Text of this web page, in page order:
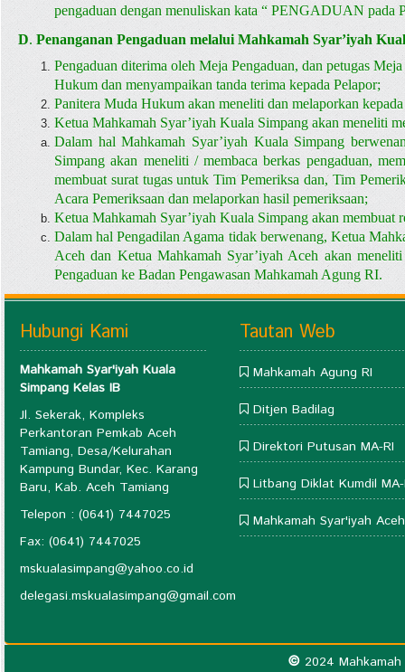
pengaduan dengan menuliskan kata “ PENGADUAN pada
D. Penanganan Pengaduan melalui Mahkamah Syar’iyah
Pengaduan diterima oleh Meja Pengaduan, dan petugas
Hukum dan menyampaikan tanda terima kepada Pelapor;
Panitera Muda Hukum akan meneliti dan melaporkan
Ketua Mahkamah Syar’iyah Kuala Simpang akan meneliti
Dalam hal Mahkamah Syar’iyah Kuala Simpang
Simpang akan meneliti / membaca berkas pengaduan,
membuat surat tugas untuk Tim Pemeriksa dan, Tim
Acara Pemeriksaan dan melaporkan hasil pemeriksaan;
Ketua Mahkamah Syar’iyah Kuala Simpang akan membuat
Dalam hal Pengadilan Agama tidak berwenang, Ketua
Aceh dan Ketua Mahkamah Syar’iyah Aceh akan
Pengaduan ke Badan Pengawasan Mahkamah Agung RI.
Hubungi Kami
Mahkamah Syar'iyah Kuala
Simpang Kelas IB
Jl. Sekerak, Kompleks
Perkantoran Pemkab Aceh
Tamiang, Desa/Kelurahan
Kampung Bundar, Kec. Karang
Baru, Kab. Aceh Tamiang
Telepon : (0641) 7447025
Fax: (0641) 7447025
mskualasimpang@yahoo.co.id
delegasi.mskualasimpang@gmail.com
Tautan Web
Mahkamah Agung RI
Ditjen Badilag
Direktori Putusan MA-RI
Litbang Diklat Kumdil MA-
Mahkamah Syar'iyah Aceh
© 2024